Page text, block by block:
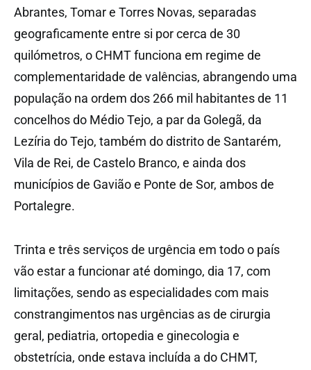
Abrantes, Tomar e Torres Novas, separadas
geograficamente entre si por cerca de 30
quilómetros, o CHMT funciona em regime de
complementaridade de valências, abrangendo uma
população na ordem dos 266 mil habitantes de 11
concelhos do Médio Tejo, a par da Golegã, da
Lezíria do Tejo, também do distrito de Santarém,
Vila de Rei, de Castelo Branco, e ainda dos
municípios de Gavião e Ponte de Sor, ambos de
Portalegre.
Trinta e três serviços de urgência em todo o país
vão estar a funcionar até domingo, dia 17, com
limitações, sendo as especialidades com mais
constrangimentos nas urgências as de cirurgia
geral, pediatria, ortopedia e ginecologia e
obstetrícia, onde estava incluída a do CHMT,